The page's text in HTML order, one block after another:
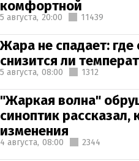
комфортной
5 августа, 20:00 11439
Жара не спадает:
снизится ли
5 августа, 08:00 1312
"Жаркая волна"
синоптик
изменения
4 августа, 08:00 2344